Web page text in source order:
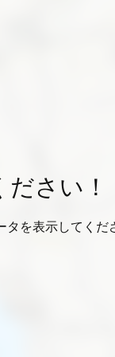
さい！
タを表示してくだ